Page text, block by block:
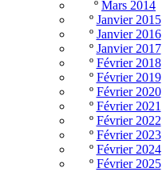
º Mars 2014
º Janvier 2015
º Janvier 2016
º Janvier 2017
º Février 2018
º Février 2019
º Février 2020
º Février 2021
º Février 2022
º Février 2023
º Février 2024
º Février 2025